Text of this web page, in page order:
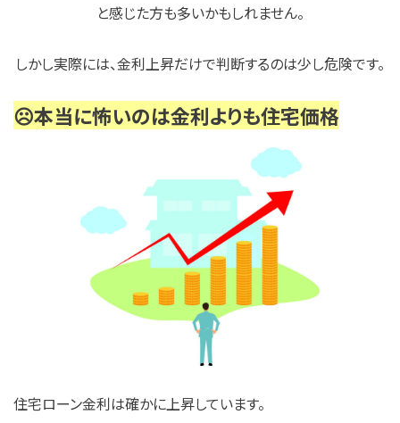
と感じた方も多いかもしれません。
しかし実際には、金利上昇だけで判断するのは少し危険です。
☹️本当に怖いのは金利よりも住宅価格
住宅ローン金利は確かに上昇しています。